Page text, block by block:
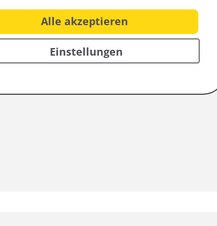
67 cm 64 cm
70 cm 67 cm
Alle akzeptieren
Einstellungen